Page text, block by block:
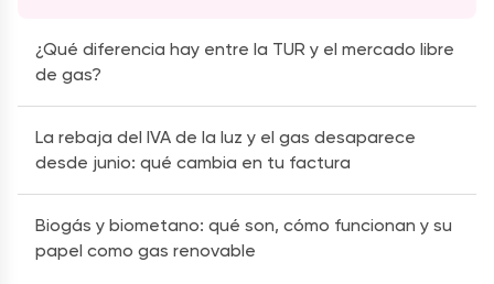
¿Qué diferencia hay entre la TUR y el mercado libre
de gas?
La rebaja del IVA de la luz y el gas desaparece
desde junio: qué cambia en tu factura
Biogás y biometano: qué son, cómo funcionan y su
papel como gas renovable